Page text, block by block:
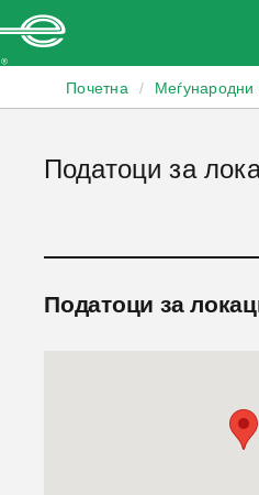
Почетна / Меѓународни
Податоци за
Податоци за